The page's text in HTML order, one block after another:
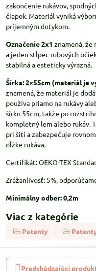
zakončenie rukávov,
čiapok. Materiál vyniká
príjemným dotykom.
Označenie 2x1 znamená, že
a jeden stĺpec rubových
stabilná a esteticky výrazná.
Šírka: 2×55cm (materiál je
znamená, že materiál je
používa priamo na rukávy
šírku 55cm, takže po
kompletný lem alebo rukáv.
pri šití a zabezpečuje
dĺžke rukáva.
Certifikát: OEKO-TEX
Zrážanlivosť: 5%,
Minimálny odber: 0,2m
Viac z kategórie
Patenty
Predchádzajúci